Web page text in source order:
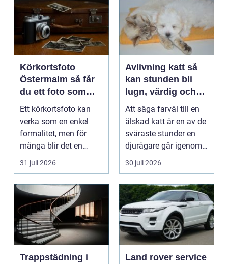
Körkortsfoto
Östermalm så får
du ett foto som
alltid blir godkänt
Ett körkortsfoto kan
verka som en enkel
formalitet, men för
många blir det en
oväntad källa till str...
31 juli 2026
Avlivning katt så
kan stunden bli
lugn, värdig och
trygg
Att säga farväl till en
älskad katt är en av de
svåraste stunder en
djurägare går igenom.
Beslutet o...
30 juli 2026
Trappstädning i
Land rover service